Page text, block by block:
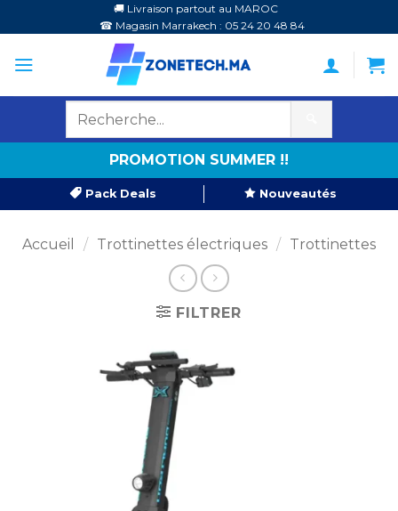
au
contenu
🚚 Livraison partout au MAROC
☎ Magasin Marrakech : 05 24 20 48 84
PROMOTION SUMMER !!
Pack Deals Nouveautés
Accueil / Trottinettes électriques / Trottinettes
FILTRER